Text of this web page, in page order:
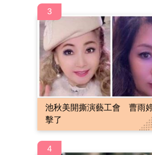
3
池秋美開撕演藝工會 曹雨
擊了
4